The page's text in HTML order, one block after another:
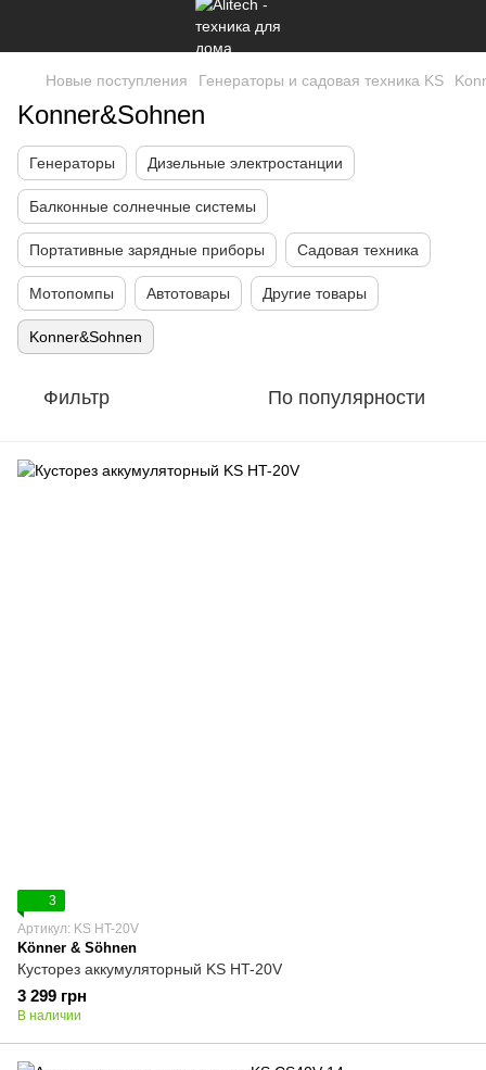
Новые поступления Генераторы и садовая техника KS
Konner&Sohnen
Генераторы Дизельные электростанции
Балконные солнечные системы
Портативные зарядные приборы Садовая техника
Мотопомпы Автотовары Другие товары
Konner&Sohnen
Фильтр По популярности
3
Артикул: KS HT-20V
Könner & Söhnen
Кусторез аккумуляторный KS HT-20V
3 299 грн
В наличии